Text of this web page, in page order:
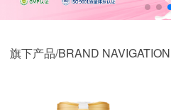
旗下产品/BRAND NAVIGATION